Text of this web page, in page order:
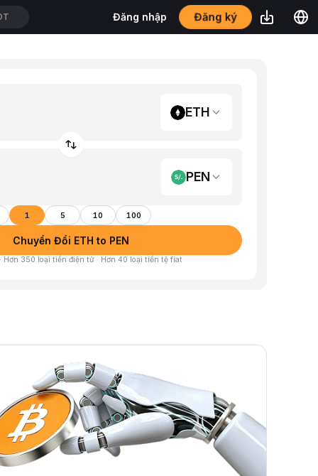
Đăng nhập Đăng ký
ETH
PEN
1 5 10 100
Chuyển Đổi ETH to PEN
Hơn 350 loại tiền điện tử · Hơn 40 loại tiền tệ fiat